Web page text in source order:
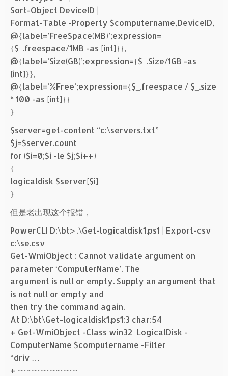
Sort-Object DeviceID |
Format-Table -Property $computername,DeviceID,
@{label=’FreeSpace(MB)’;expression=
{$_.freespace/1MB -as [int]}},
@{label=’Size(GB)’;expression={$_.Size/1GB -as
[int]}},
@{label=’%Free’;expression={$_.freespace / $_.size
* 100 -as [int]}}
}
$server=get-content “c:\servers.txt”
$j=$server.count
for ($i=0;$i -le $j;$i++)
{
logicaldisk $server[$i]
}
但是老出现这个报错，
PowerCLI D:\bt> .\Get-logicaldisk1.ps1 | Export-csv
c:\se.csv
Get-WmiObject : Cannot validate argument on
parameter ‘ComputerName’. The
argument is null or empty. Supply an argument that
is not null or empty and
then try the command again.
At D:\bt\Get-logicaldisk1.ps1:3 char:54
+ Get-WmiObject -Class win32_LogicalDisk -
ComputerName $computername -Filter
“driv …
+ ~~~~~~~~~~~~~